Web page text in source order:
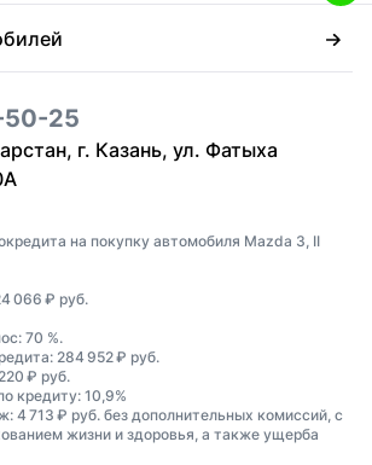
25
г. Казань, ул. Фатыха
на покупку автомобиля Mazda 3, II
066 ₽ руб.
70 %.
284 952 ₽ руб.
₽ руб.
кредиту: 10,9%
4 713 ₽ руб. без дополнительных комиссий, с
жизни и здоровья, а также ущерба